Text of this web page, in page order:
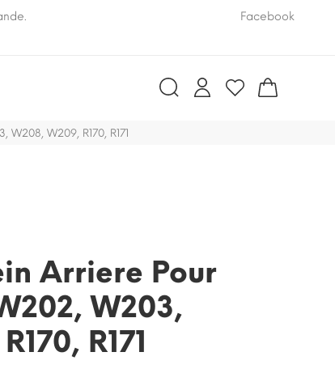
Pensez à nous communiquer le numéro VIN
Facebook
W209, R170, R171
Arriere Pour
W203,
R171